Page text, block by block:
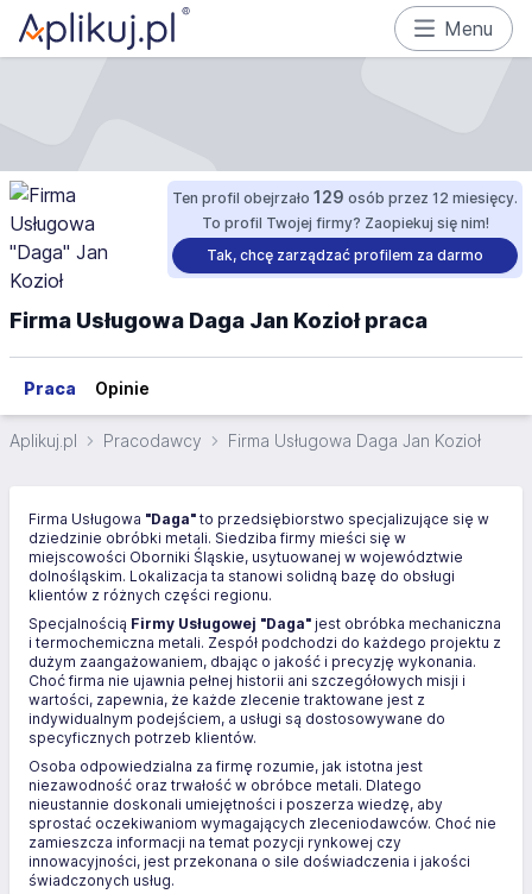
Menu
Ten profil obejrzało 129 osób przez 12 miesięcy.
To profil Twojej firmy? Zaopiekuj się nim!
Tak, chcę zarządzać profilem za darmo
Firma Usługowa Daga Jan Kozioł praca
Praca Opinie
Aplikuj.pl Pracodawcy Firma Usługowa Daga Jan Kozioł
Firma Usługowa "Daga" to przedsiębiorstwo specjalizujące się w
dziedzinie obróbki metali. Siedziba firmy mieści się w
miejscowości Oborniki Śląskie, usytuowanej w województwie
dolnośląskim. Lokalizacja ta stanowi solidną bazę do obsługi
klientów z różnych części regionu.
Specjalnością Firmy Usługowej "Daga" jest obróbka mechaniczna
i termochemiczna metali. Zespół podchodzi do każdego projektu z
dużym zaangażowaniem, dbając o jakość i precyzję wykonania.
Choć firma nie ujawnia pełnej historii ani szczegółowych misji i
wartości, zapewnia, że każde zlecenie traktowane jest z
indywidualnym podejściem, a usługi są dostosowywane do
specyficznych potrzeb klientów.
Osoba odpowiedzialna za firmę rozumie, jak istotna jest
niezawodność oraz trwałość w obróbce metali. Dlatego
nieustannie doskonali umiejętności i poszerza wiedzę, aby
sprostać oczekiwaniom wymagających zleceniodawców. Choć nie
zamieszcza informacji na temat pozycji rynkowej czy
innowacyjności, jest przekonana o sile doświadczenia i jakości
świadczonych usług.